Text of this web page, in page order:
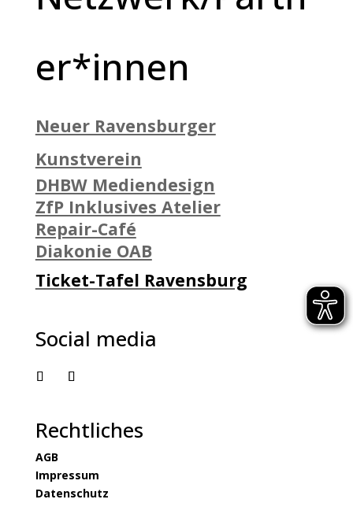
er*innen
Neuer Ravensburger
Kunstverein
DHBW Mediendesign
ZfP Inklusives Atelier
Repair-Café
Diakonie OAB
Ticket-Tafel Ravensburg
Social media
Rechtliches
AGB
Impressum
Datenschutz